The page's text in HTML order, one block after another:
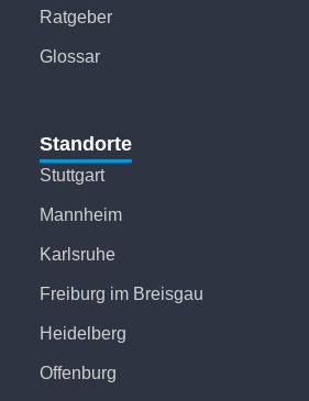
Ratgeber
Glossar
Standorte
Stuttgart
Mannheim
Karlsruhe
Freiburg im Breisgau
Heidelberg
Offenburg